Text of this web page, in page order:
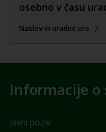
Informacije o
Javni poziv
osebno v času
Naslov in uradne ure